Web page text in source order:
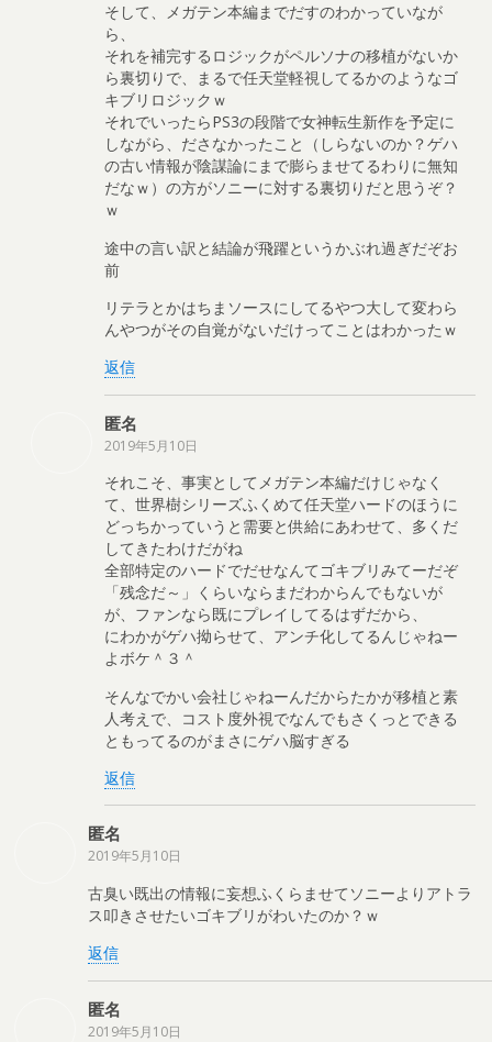
そして、メガテン本編までだすのわかっていなが
ら、
それを補完するロジックがペルソナの移植がないか
ら裏切りで、まるで任天堂軽視してるかのようなゴ
キブリロジックｗ
それでいったらPS3の段階で女神転生新作を予定に
しながら、ださなかったこと（しらないのか？ゲハ
の古い情報が陰謀論にまで膨らませてるわりに無知
だなｗ）の方がソニーに対する裏切りだと思うぞ？
ｗ
途中の言い訳と結論が飛躍というかぶれ過ぎだぞお
前
リテラとかはちまソースにしてるやつ大して変わら
んやつがその自覚がないだけってことはわかったｗ
返信
匿名
2019年5月10日
それこそ、事実としてメガテン本編だけじゃなく
て、世界樹シリーズふくめて任天堂ハードのほうに
どっちかっていうと需要と供給にあわせて、多くだ
してきたわけだがね
全部特定のハードでだせなんてゴキブリみてーだぞ
「残念だ～」くらいならまだわからんでもないが
が、ファンなら既にプレイしてるはずだから、
にわかがゲハ拗らせて、アンチ化してるんじゃねー
よボケ＾３＾
そんなでかい会社じゃねーんだからたかが移植と素
人考えで、コスト度外視でなんでもさくっとできる
ともってるのがまさにゲハ脳すぎる
返信
匿名
2019年5月10日
古臭い既出の情報に妄想ふくらませてソニーよりアトラ
ス叩きさせたいゴキブリがわいたのか？ｗ
返信
匿名
2019年5月10日